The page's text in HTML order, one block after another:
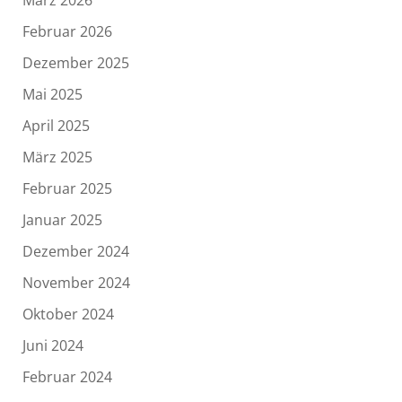
Februar 2026
Dezember 2025
Mai 2025
April 2025
März 2025
Februar 2025
Januar 2025
Dezember 2024
November 2024
Oktober 2024
Juni 2024
Februar 2024